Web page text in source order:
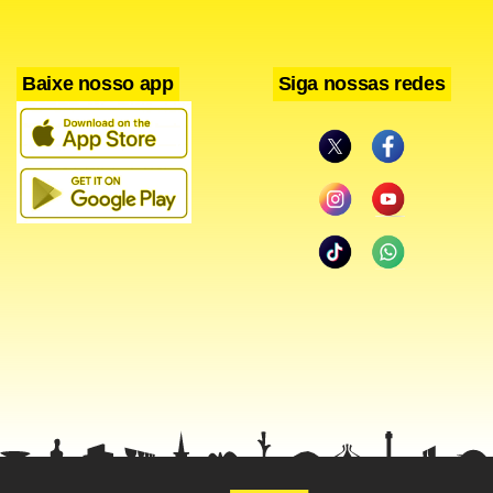
Bandeirante, no Park Way, no Recanto das
Emas, no Riacho Fundo I, no Riacho Fundo II,
em Santa Maria, em Samambaia, em
Taguatinga e em Vicente Pires.
Segundo o diretor-presidente da Adasa, Paulo Salles, a
tomando todas as providências. Até agora, já realizamos
Baixe nosso app Siga nossas redes